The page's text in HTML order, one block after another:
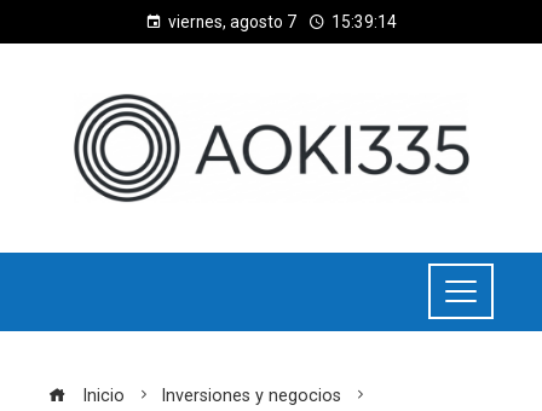
viernes, agosto 7 15:39:15
Inicio
Inversiones y negocios